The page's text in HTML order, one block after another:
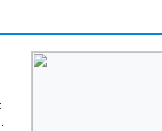
.